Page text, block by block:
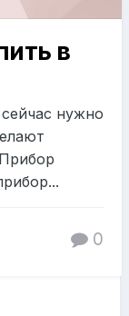
в
нужно
0